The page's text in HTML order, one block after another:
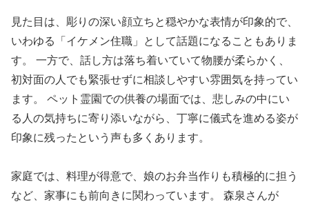
見た目は、彫りの深い顔立ちと穏やかな表情が印象的で、
いわゆる「イケメン住職」として話題になることもありま
す。 一方で、話し方は落ち着いていて物腰が柔らかく、
初対面の人でも緊張せずに相談しやすい雰囲気を持ってい
ます。 ペット霊園での供養の場面では、悲しみの中にい
る人の気持ちに寄り添いながら、丁寧に儀式を進める姿が
印象に残ったという声も多くあります。
家庭では、料理が得意で、娘のお弁当作りも積極的に担う
など、家事にも前向きに関わっています。 森泉さんが